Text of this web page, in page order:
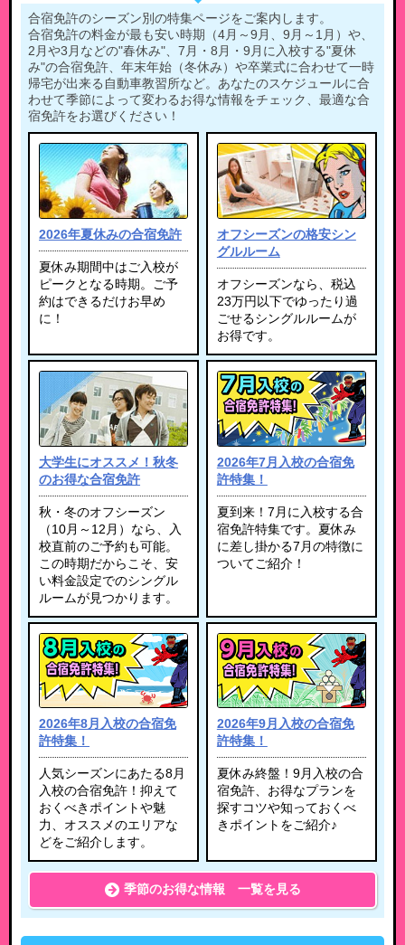
合宿免許のシーズン別の特集ページをご案内します。
合宿免許の料金が最も安い時期（4月～9月、9月～1月）や、
2月や3月などの"春休み"、7月・8月・9月に入校する"夏休
み"の合宿免許、年末年始（冬休み）や卒業式に合わせて一時
帰宅が出来る自動車教習所など。あなたのスケジュールに合
わせて季節によって変わるお得な情報をチェック、最適な合
宿免許をお選びください！
2026年夏休みの合宿免許
夏休み期間中はご入校が
ピークとなる時期。ご予
約はできるだけお早め
に！
オフシーズンの格安シン
グルルーム
オフシーズンなら、税込
23万円以下でゆったり過
ごせるシングルルームが
お得です。
大学生にオススメ！秋冬
のお得な合宿免許
秋・冬のオフシーズン
（10月～12月）なら、入
校直前のご予約も可能。
この時期だからこそ、安
い料金設定でのシングル
ルームが見つかります。
2026年7月入校の合宿免
許特集！
夏到来！7月に入校する合
宿免許特集です。夏休み
に差し掛かる7月の特徴に
ついてご紹介！
2026年8月入校の合宿免
許特集！
人気シーズンにあたる8月
入校の合宿免許！抑えて
おくべきポイントや魅
力、オススメのエリアな
どをご紹介します。
2026年9月入校の合宿免
許特集！
夏休み終盤！9月入校の合
宿免許、お得なプランを
探すコツや知っておくべ
きポイントをご紹介♪
季節のお得な情報 一覧を見る